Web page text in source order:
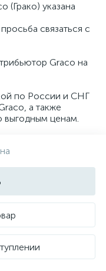
(Грако) указана
связаться с
Graco на
по России и СНГ
а также
выгодным ценам.